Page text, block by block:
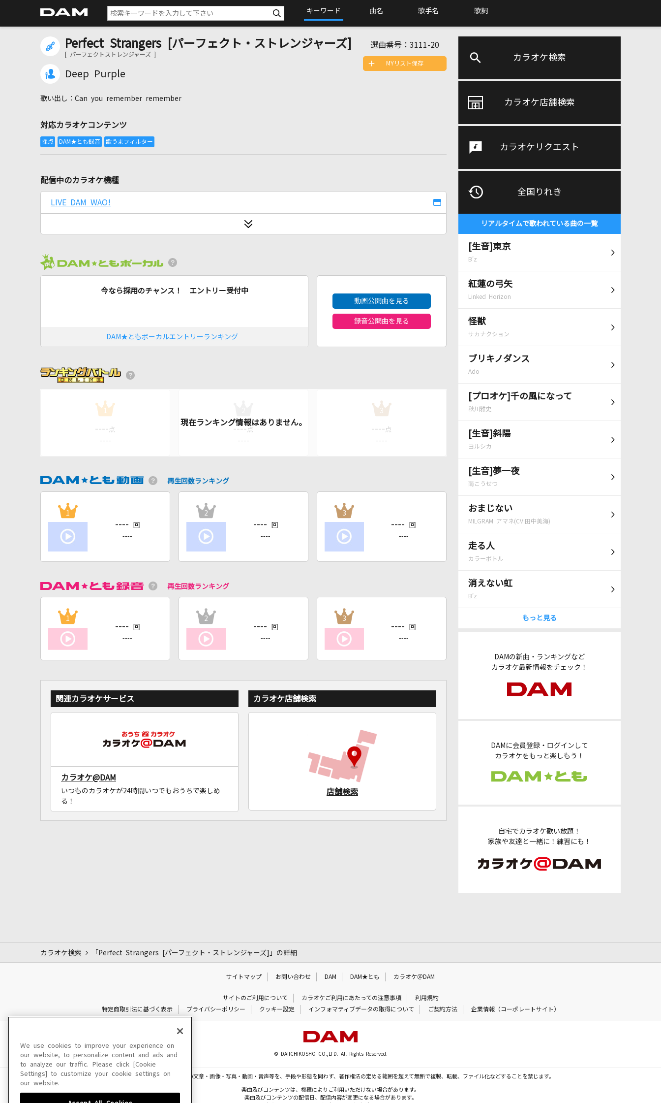
キーワード 曲名 歌手名 歌詞
カラオケ検索
カラオケ店舗検索
カラオケリクエスト
全国りれき
リアルタイムで歌われている曲の一覧
[生音]東京
B'z
紅蓮の弓矢
Linked Horizon
怪獣
サカナクション
ブリキノダンス
Ado
[プロオケ]千の風になって
秋川雅史
[生音]斜陽
ヨルシカ
[生音]夢一夜
南こうせつ
おまじない
MILGRAM アマネ(CV:田中美海)
走る人
カラーボトル
消えない虹
B'z
もっと見る
DAMの新曲・ランキングなど
カラオケ最新情報をチェック！
DAMに会員登録・ログインして
カラオケをもっと楽しもう！
自宅でカラオケ歌い放題！
家族や友達と一緒に！練習にも！
Perfect Strangers [パーフェクト・ストレンジャーズ]
[ パーフェクトストレンジャーズ ]
Deep Purple
選曲番号： 3111-20
Can you remember remember
対応カラオケコンテンツ
MYリスト保存
配信中のカラオケ機種
LIVE DAM WAO!
今なら採用のチャンス！ エントリー受付中
DAM★ともボーカルエントリーランキング
動画公開曲を見る
録音公開曲を見る
1
---- 点
----
---- 点
----
3
---- 点
----
再生回数ランキング
1
---- 回
----
2
---- 回
----
3
---- 回
----
再生回数ランキング
1
---- 回
----
2
---- 回
----
3
---- 回
----
関連カラオケサービス
カラオケ@DAM
いつものカラオケが24時間いつでもおうちで楽しめ
る！
カラオケ店舗検索
店舗検索
カラオケ検索 「Perfect Strangers [パーフェクト・ストレンジャーズ]」の詳細
サイトマップ お問い合わせ DAM DAM★とも カラオケ＠DAM
サイトのご利用について カラオケご利用にあたっての注意事項
利用規約
特定商取引法に基づく表示
プライバシーポリシー クッキー設定 インフォマティブデータの取得について ご契約方法 企業情報（コーポレートサイト）
© DAIICHIKOSHO CO.,LTD. All Rights Reserved.
このサイトに掲載されている一切の文章・画像・写真・動画・音声等を、手段や形態を問わず、著作権法の定める範囲を超えて無断で複製、転載、ファイル化などすることを禁じます。
楽曲及びコンテンツは、機種によりご利用いただけない場合があります。
楽曲及びコンテンツの配信日、配信内容が変更になる場合があります。
We use cookies to improve your experience on
our website, to personalize content and ads and
to analyze our traffic. Please click [Cookie
Settings] to customize your cookie settings on
our website.